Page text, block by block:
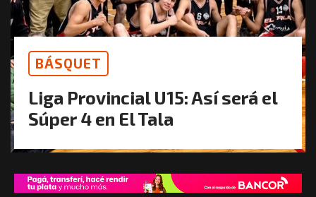
BÁSQUET
Liga Provincial U15: Así será el
Súper 4 en El Tala